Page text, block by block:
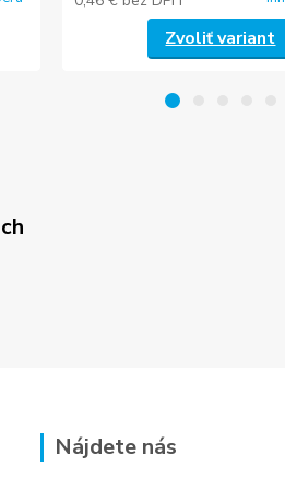
Zvoliť variant
Nájdete nás